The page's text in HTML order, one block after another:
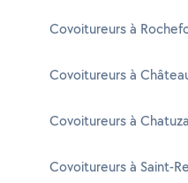
Covoitureurs à
Covoitureurs à
Covoitureurs à
Covoitureurs à Saint-